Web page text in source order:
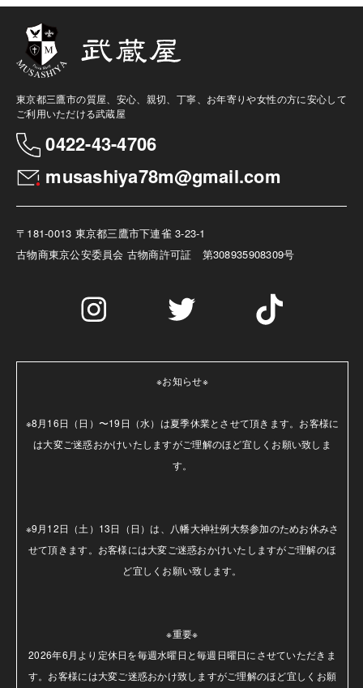
東京都三鷹市の質屋、安心、親切、丁寧、お年寄りや女性の方に安心して
ご利用いただける武蔵屋
0422-43-4706
musashiya78m@gmail.com
〒181-0013 東京都三鷹市下連雀 3-23-1
古物商東京公安委員会 古物商許可証 第308935908309号
※お知らせ※
※8月16日（日）〜19日（水）は夏季休業とさせて頂きます。お客様に
は大変ご迷惑おかけいたしますがご理解のほど宜しくお願い致しま
す。
※9月12日（土）13日（日）は、八幡大神社例大祭参加のためお休みさ
せて頂きます。お客様には大変ご迷惑おかけいたしますがご理解のほ
ど宜しくお願い致します。
※重要※
2026年6月より定休日を毎週水曜日と毎週日曜日にさせていただきま
す。お客様には大変ご迷惑おかけ致しますがご理解のほど宜しくお願